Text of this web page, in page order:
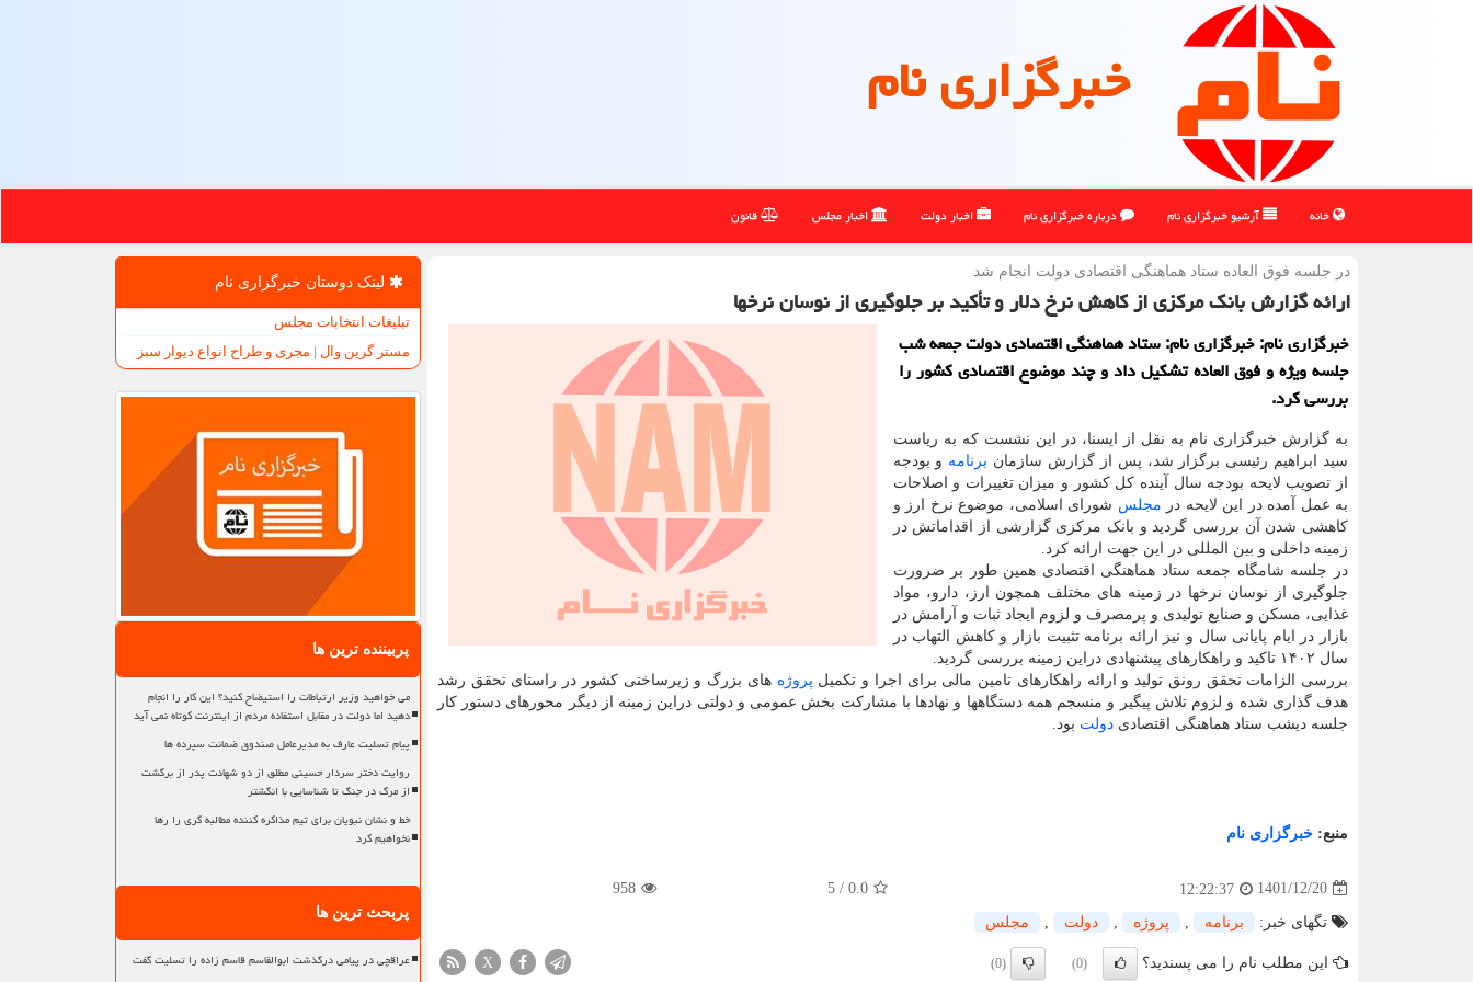
خبرگزاری نام
خانه آرشیو خبرگزاری نام درباره خبرگزاری نام اخبار دولت اخبار مجلس قانون
در جلسه فوق العاده ستاد هماهنگی اقتصادی دولت انجام شد
ارائه گزارش بانک مرکزی از کاهش نرخ دلار و تأکید بر جلوگیری از نوسان نرخها
خبرگزاری نام: خبرگزاری نام: ستاد هماهنگی اقتصادی دولت جمعه شب
جلسه ویژه و فوق العاده تشکیل داد و چند موضوع اقتصادی کشور را
بررسی کرد.
به گزارش خبرگزاری نام به نقل از ایسنا، در این نشست که به ریاست
سید ابراهیم رئیسی برگزار شد، پس از گزارش سازمان برنامه و بودجه
از تصویب لایحه بودجه سال آینده کل کشور و میزان تغییرات و اصلاحات
به عمل آمده در این لایحه در مجلس شورای اسلامی، موضوع نرخ ارز و
کاهشی شدن آن بررسی گردید و بانک مرکزی گزارشی از اقداماتش در
زمینه داخلی و بین المللی در این جهت ارائه کرد.
در جلسه شامگاه جمعه ستاد هماهنگی اقتصادی همین طور بر ضرورت
جلوگیری از نوسان نرخها در زمینه های مختلف همچون ارز، دارو، مواد
غذایی، مسکن و صنایع تولیدی و پرمصرف و لزوم ایجاد ثبات و آرامش در
بازار در ایام پایانی سال و نیز ارائه برنامه تثبیت بازار و کاهش التهاب در
سال ۱۴۰۲ تاکید و راهکارهای پیشنهادی دراین زمینه بررسی گردید.
بررسی الزامات تحقق رونق تولید و ارائه راهکارهای تامین مالی برای اجرا و تکمیل پروژه های بزرگ و زیرساختی کشور در راستای تحقق رشد
هدف گذاری شده و لزوم تلاش پیگیر و منسجم همه دستگاهها و نهادها با مشارکت بخش عمومی و دولتی دراین زمینه از دیگر محورهای دستور کار
جلسه دیشب ستاد هماهنگی اقتصادی دولت بود.
منبع: خبرگزاری نام
1401/12/20
12:22:37
0.0
/
5
958
تگهای خبر: برنامه پروژه دولت مجلس
این مطلب نام را می پسندید؟ (0)
(0)
X
لینک دوستان خبرگزاری نام
تبلیغات انتخابات مجلس
مستر گرین وال | مجری و طراح انواع دیوار سبز
پربیننده ترین ها
می خواهید وزیر ارتباطات را استیضاح کنید؟ این کار را انجام
دهید اما دولت در مقابل استفاده مردم از اینترنت کوتاه نمی آید
پیام تسلیت عارف به مدیرعامل صندوق ضمانت سپرده ها
روایت دختر سردار حسینی مطلق از دو شهادت پدر از برگشت
از مرگ در جنگ تا شناسایی با انگشتر
خط و نشان نبویان برای تیم مذاکره کننده مطالبه گری را رها
نخواهیم کرد
پربحث ترین ها
عراقچی در پیامی درگذشت ابوالقاسم قاسم زاده را تسلیت گفت